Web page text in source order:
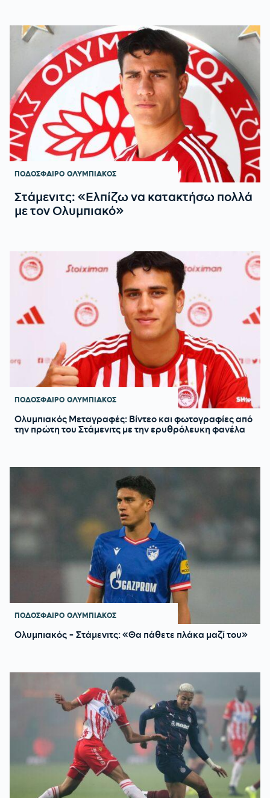
ΠΟΔΟΣΦΑΙΡΟ ΟΛΥΜΠΙΑΚΟΣ
Στάμενιτς: «Ελπίζω να κατακτήσω πολλά
με τον Ολυμπιακό»
ΠΟΔΟΣΦΑΙΡΟ ΟΛΥΜΠΙΑΚΟΣ
Ολυμπιακός Μεταγραφές: Βίντεο και φωτογραφίες από
την πρώτη του Στάμενιτς με την ερυθρόλευκη φανέλα
ΠΟΔΟΣΦΑΙΡΟ ΟΛΥΜΠΙΑΚΟΣ
Ολυμπιακός - Στάμενιτς: «Θα πάθετε πλάκα μαζί του»